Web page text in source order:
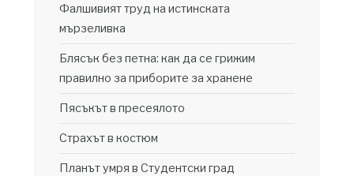
Фалшивият труд на истинската
мързеливка
Блясък без петна: как да се грижим
правилно за приборите за хранене
Пясъкът в пресеялото
Страхът в костюм
Планът умря в Студентски град